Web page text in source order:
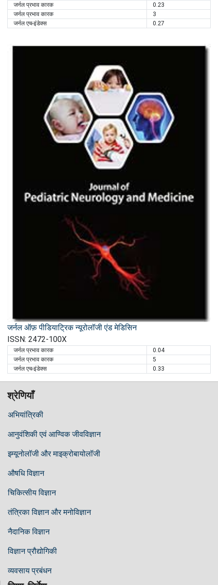
जर्नल प्रभाव कारक
0.23
जर्नल प्रभाव कारक
3
जर्नल एच-इंडेक्स
0.27
जर्नल ऑफ़ पीडियाट्रिक न्यूरोलॉजी एंड मेडिसिन
ISSN: 2472-100X
जर्नल प्रभाव कारक
0.04
जर्नल प्रभाव कारक
5
जर्नल एच-इंडेक्स
0.33
श्रेणियाँ
अभियांत्रिकी
आनुवंशिकी एवं आण्विक जीवविज्ञान
इम्यूनोलॉजी और माइक्रोबायोलॉजी
औषधि विज्ञान
चिकित्सीय विज्ञान
तंत्रिका विज्ञान और मनोविज्ञान
नैदानिक ​​विज्ञान
विज्ञान प्रौद्योगिकी
व्यवसाय प्रबंधन